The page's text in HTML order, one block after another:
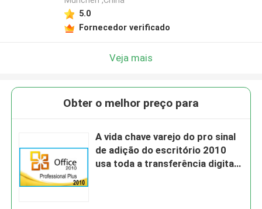
5.0
Fornecedor verificado
Veja mais
Obter o melhor preço para
A vida chave varejo do pro sinal
de adição do escritório 2010
usa toda a transferência digital